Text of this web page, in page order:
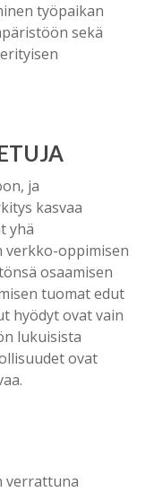
työpaikan
sekä
ja
kasvaa
yhä
verkko-oppimisen
osaamisen
tuomat edut
hyödyt ovat vain
lukuisista
ovat
verrattuna